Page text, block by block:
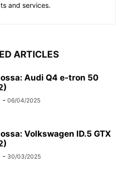
and services.
ARTICLES
Audi Q4 e-tron 50
- 06/04/2025
Volkswagen ID.5 GTX
- 30/03/2025